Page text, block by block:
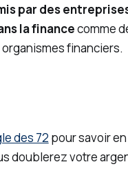
par des
la financecomme
financiers.
des 72 pour savoir
doublerez votre